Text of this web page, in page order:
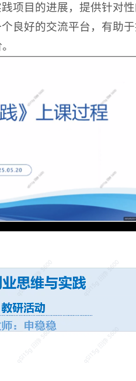
项目的进展，提供针对性
良好的交流平台，有助